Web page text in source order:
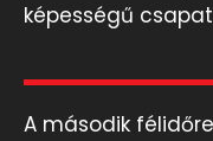
képességű
A második